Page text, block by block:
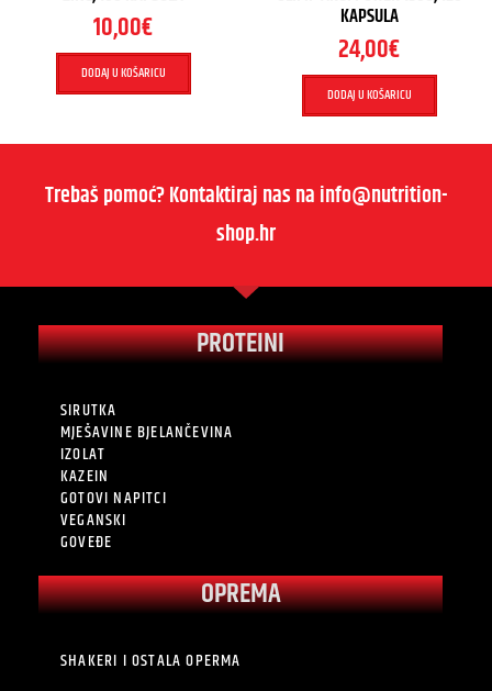
10,00€
DODAJ U KOŠARICU
KAPSULA
24,00€
DODAJ U KOŠARICU
Trebaš pomoć? Kontaktiraj nas na info@nutrition-
shop.hr
PROTEINI
SIRUTKA
MJEŠAVINE BJELANČEVINA
IZOLAT
KAZEIN
GOTOVI NAPITCI
VEGANSKI
GOVEĐE
OPREMA
SHAKERI I OSTALA OPERMA